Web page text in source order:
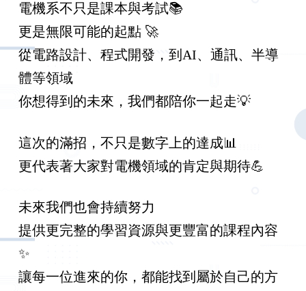
電機系不只是課本與考試📚
更是無限可能的起點 🚀
從電路設計、程式開發，到AI、通訊、半導
體等領域
你想得到的未來，我們都陪你一起走💡
這次的滿招，不只是數字上的達成📊
更代表著大家對電機領域的肯定與期待💪
未來我們也會持續努力
提供更完整的學習資源與更豐富的課程內容
✨
讓每一位進來的你，都能找到屬於自己的方